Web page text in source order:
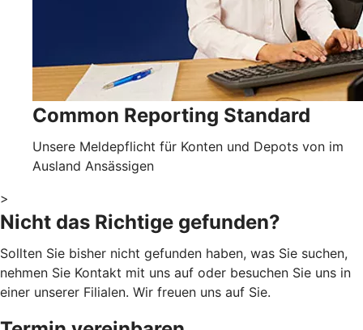
Common Reporting Standard
Unsere Meldepflicht für Konten und Depots von im
Ausland Ansässigen
>
Nicht das Richtige gefunden?
Sollten Sie bisher nicht gefunden haben, was Sie suchen,
nehmen Sie Kontakt mit uns auf oder besuchen Sie uns in
einer unserer Filialen. Wir freuen uns auf Sie.